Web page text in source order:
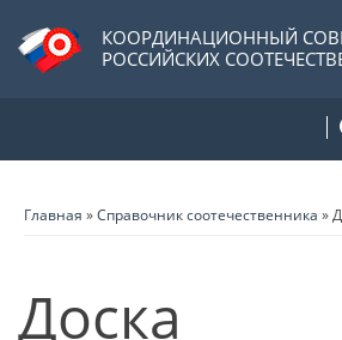
КООРДИНАЦИОННЫЙ
РОССИЙСКИХ
Главная »Справочник соотечественника »
Доска